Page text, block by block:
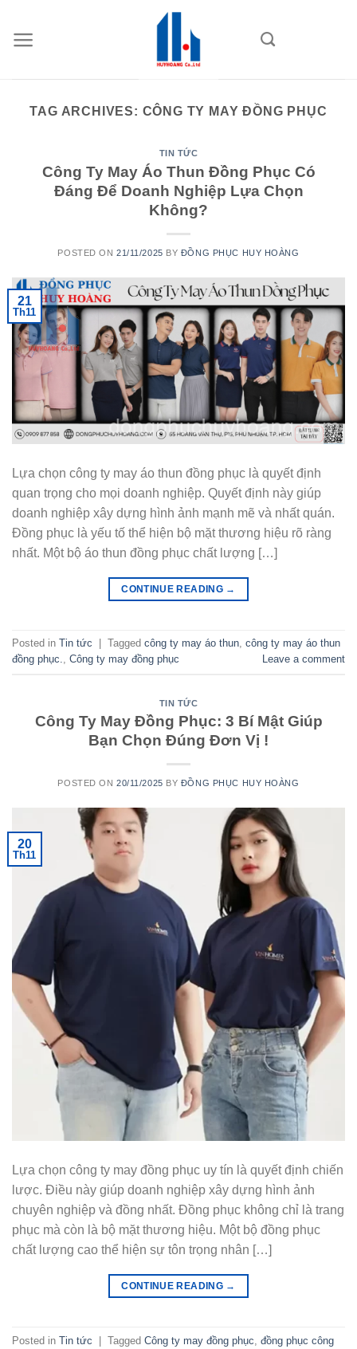
content
TAG ARCHIVES: CÔNG TY MAY ĐỒNG PHỤC
TIN TỨC
Công Ty May Áo Thun Đồng Phục Có
Đáng Để Doanh Nghiệp Lựa Chọn
Không?
POSTED ON21/11/2025 BY ĐỒNG PHỤC HUY HOÀNG
21
Th11
Lựa chọn công ty may áo thun đồng phục là quyết định
quan trọng cho mọi doanh nghiệp. Quyết định này giúp
doanh nghiệp xây dựng hình ảnh mạnh mẽ và nhất quán.
Đồng phục là yếu tố thể hiện bộ mặt thương hiệu rõ ràng
nhất. Một bộ áo thun đồng phục chất lượng […]
CONTINUE READING →
Posted in Tin tức Tagged công ty may áo thun công ty may áo thun
đồng phục.
Công ty may đồng phục Leave a comment
TIN TỨC
Công Ty May Đồng Phục: 3 Bí Mật Giúp
Bạn Chọn Đúng Đơn Vị !
POSTED ON20/11/2025 BY ĐỒNG PHỤC HUY HOÀNG
20
Th11
Lựa chọn công ty may đồng phục uy tín là quyết định chiến
lược. Điều này giúp doanh nghiệp xây dựng hình ảnh
chuyên nghiệp và đồng nhất. Đồng phục không chỉ là trang
phục mà còn là bộ mặt thương hiệu. Một bộ đồng phục
chất lượng cao thể hiện sự tôn trọng nhân […]
CONTINUE READING →
Posted in Tin tức | Tagged Công ty may đồng phục đồng phục công